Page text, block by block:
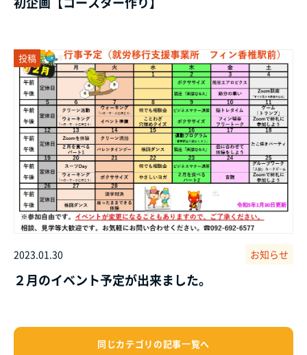
投稿
2023.01.30 お知らせ
２月のイベント予定が出来ました。
同じカテゴリの記事⼀覧へ